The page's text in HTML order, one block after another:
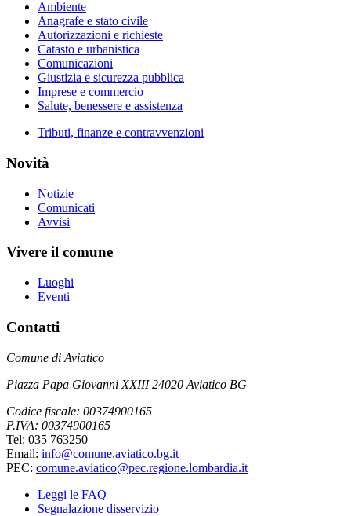
Ambiente
Anagrafe e stato civile
Autorizzazioni e richieste
Catasto e urbanistica
Comunicazioni
Giustizia e sicurezza pubblica
Imprese e commercio
Salute, benessere e assistenza
Tributi, finanze e contravvenzioni
Novità
Notizie
Comunicati
Avvisi
Vivere il comune
Luoghi
Eventi
Contatti
Comune di Aviatico
Piazza Papa Giovanni XXIII 24020 Aviatico BG
Codice fiscale: 00374900165
P.IVA: 00374900165
Tel: 035 763250
Email: info@comune.aviatico.bg.it
PEC: comune.aviatico@pec.regione.lombardia.it
Leggi le FAQ
Segnalazione disservizio